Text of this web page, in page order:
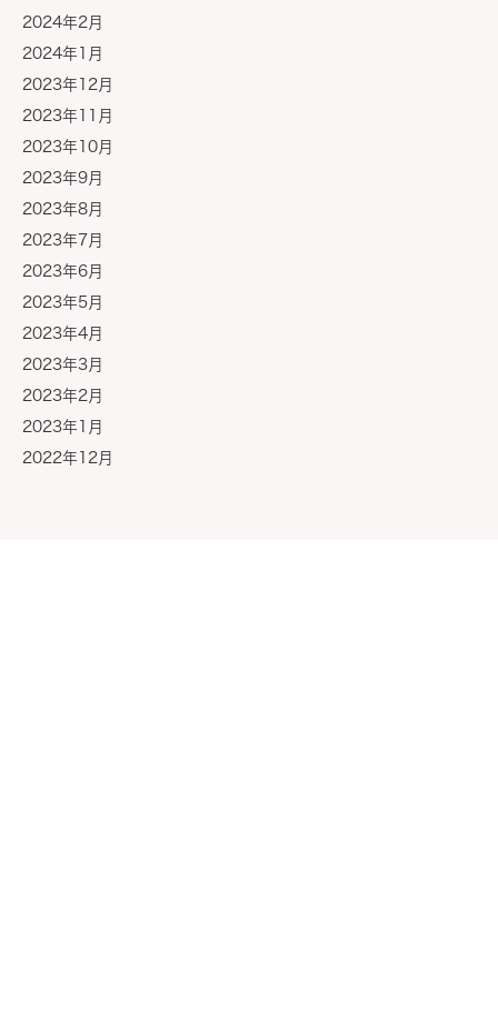
2024年2月
2024年1月
2023年12月
2023年11月
2023年10月
2023年9月
2023年8月
2023年7月
2023年6月
2023年5月
2023年4月
2023年3月
2023年2月
2023年1月
2022年12月